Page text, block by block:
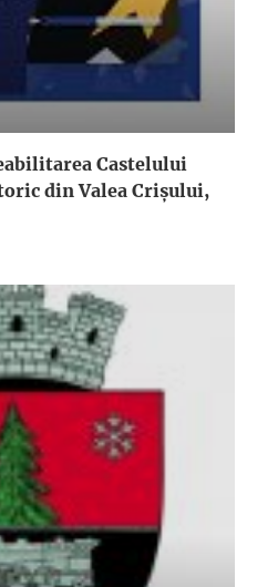
Castelului
din Valea Crișului,